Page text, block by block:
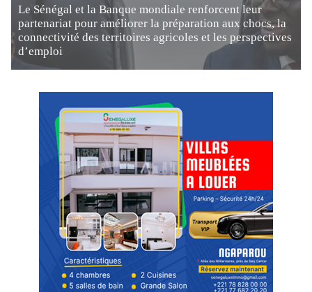
Le Sénégal et la Banque mondiale renforcent leur
partenariat pour améliorer la préparation aux chocs, la
connectivité des territoires agricoles et les perspectives
d’emploi